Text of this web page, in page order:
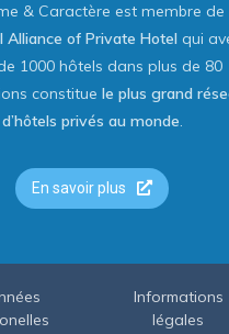
& Caractère est membre de
Alliance of Private Hotel qui
1000 hôtels dans plus de 80
constitue le plus grand
d’hôtels privés au monde.
En savoir plus
Informations
légales